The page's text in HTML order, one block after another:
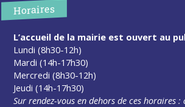
Horaires
L’accueil de la mairie est ouvert au
Lundi (8h30-12h)
Mardi (14h-17h30)
Mercredi (8h30-12h)
Jeudi (14h-17h30)
Sur rendez-vous en dehors de ces horaires :